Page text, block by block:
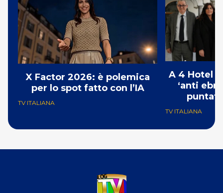
X Factor 2026: è polemica
per lo spot fatto con l’IA
TV ITALIANA
A 4 Hotel
‘anti
TV ITALIANA